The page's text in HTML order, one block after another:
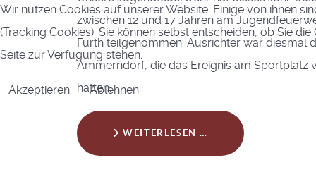
zwischen 12 und 17 Jahren am
Fürth teilgenommen. Ausrichter war diesmal
Ammerndorf, die das Ereignis am
hatten.
WEITERLESEN …
Wir nutzen Cookies auf unserer Website. Einige von ihnen
(Tracking Cookies). Sie können selbst entscheiden, ob Sie
Seite zur Verfügung stehen.
Akzeptieren Ablehnen